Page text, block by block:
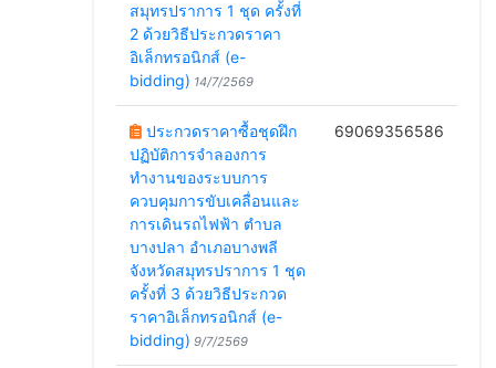
สมุทรปราการ 1 ชุด ครั้งที่
2 ด้วยวิธีประกวดราคา
อิเล็กทรอนิกส์ (e-
bidding) 14/7/2569
ประกวดราคาซื้อชุดฝึก
ปฏิบัติการจำลองการ
ทำงานของระบบการ
ควบคุมการขับเคลื่อนและ
การเดินรถไฟฟ้า ตำบล
บางปลา อำเภอบางพลี
จังหวัดสมุทรปราการ 1 ชุด
ครั้งที่ 3 ด้วยวิธีประกวด
ราคาอิเล็กทรอนิกส์ (e-
bidding) 9/7/2569
69069356586